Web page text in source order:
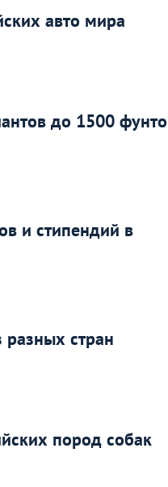
авто мира
до 1500
и стипендий в
стран
пород собак